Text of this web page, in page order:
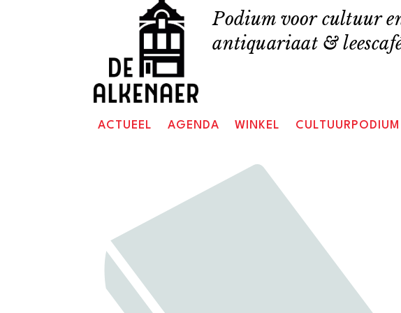
Podium voor cultuur
antiquariaat &
ACTUEEL AGENDA WINKEL CULTUURPODIUM